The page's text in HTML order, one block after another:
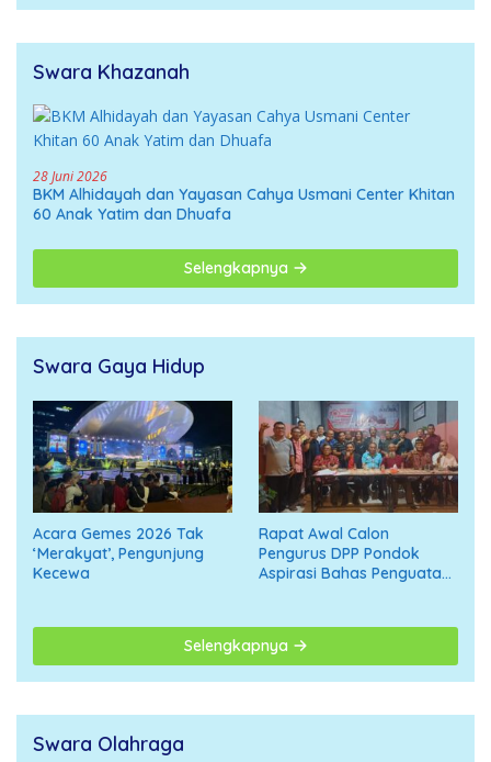
Swara Khazanah
28 Juni 2026
BKM Alhidayah dan Yayasan Cahya Usmani Center Khitan
60 Anak Yatim dan Dhuafa
Selengkapnya
Swara Gaya Hidup
Acara Gemes 2026 Tak
‘Merakyat’, Pengunjung
Kecewa
Rapat Awal Calon
Pengurus DPP Pondok
Aspirasi Bahas Penguatan
Selengkapnya
Swara Olahraga